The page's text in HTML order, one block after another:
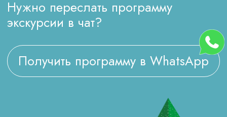
немного физических нагрузок и разнообразных
моментов, чтобы осознать, что значит быть
солдатом. Мастер-классы и военные игры помогут
ученикам развить такие качества, как смелость,
дисциплина, ответственность и взаимопонимание.
как важно работать вместе и слушать своих
начальников. Это ценные уроки, которые помогут
ребятам стать лучше и сформировать правильную
систему ценностей.
Вместе с тем, выставочные залы музея военной